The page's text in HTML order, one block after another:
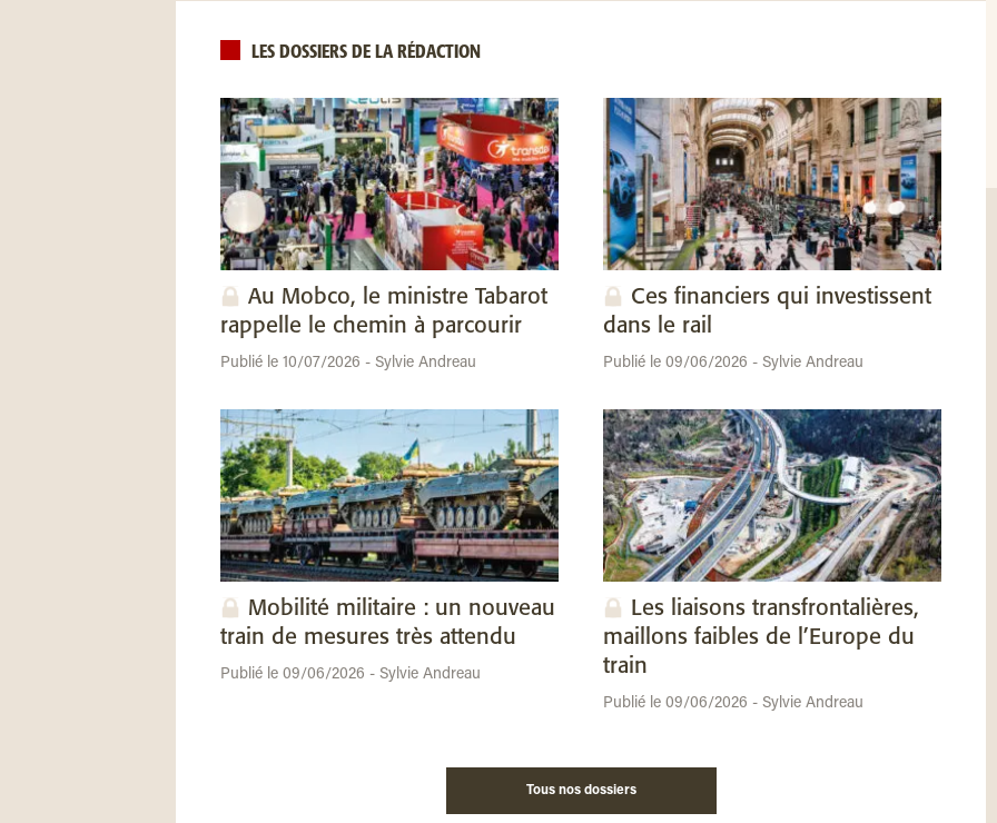
LES DOSSIERS DE LA RÉDACTION
Au Mobco, le ministre Tabarot
rappelle le chemin à parcourir
Publié le 10/07/2026 - Sylvie Andreau
Ces financiers qui investissent
dans le rail
Publié le 09/06/2026 - Sylvie Andreau
Mobilité militaire : un nouveau
train de mesures très attendu
Publié le 09/06/2026 - Sylvie Andreau
Les liaisons transfrontalières,
maillons faibles de l’Europe du
train
Publié le 09/06/2026 - Sylvie Andreau
Tous nos dossiers